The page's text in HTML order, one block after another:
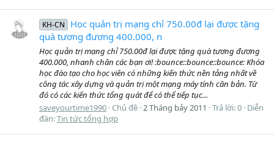
KH-CN
Học quản trị mạng chỉ 750.00đ lại được tặng
quà tương đương 400.000, n
Học quản trị mạng chỉ 750.00đ lại được tặng quà tương đương
400.000, nhanh chân các bạn ơi! :bounce::bounce::bounce: Khóa
học đào tạo cho học viên có những kiến thức nền tảng nhất về
công tác xây dựng và quản trị một mạng máy tính căn bản. Từ
đó có các kiến thức tổng quát để có thể tiếp tục...
saveyourtime1990 Chủ đề 2 Tháng bảy 2011 Trả lời: 0 Diễn
đàn:Tin tức tổng hợp